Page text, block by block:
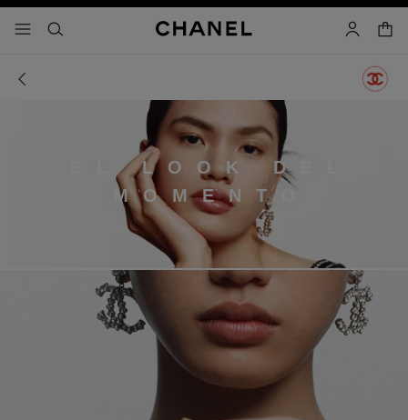
- navegación principal
buscar cuenta
EL LOOK DEL
MOMENTO